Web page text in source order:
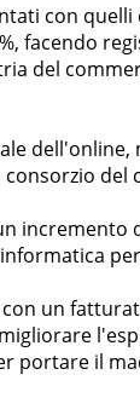
con
facendo
del
un
portare il